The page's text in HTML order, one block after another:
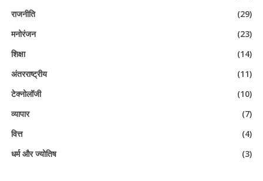
राजनीति
(29)
मनोरंजन
(23)
शिक्षा
(14)
अंतरराष्ट्रीय
(11)
टेक्नोलॉजी
(10)
व्यापार
(7)
वित्त
(4)
धर्म और ज्योतिष
(3)